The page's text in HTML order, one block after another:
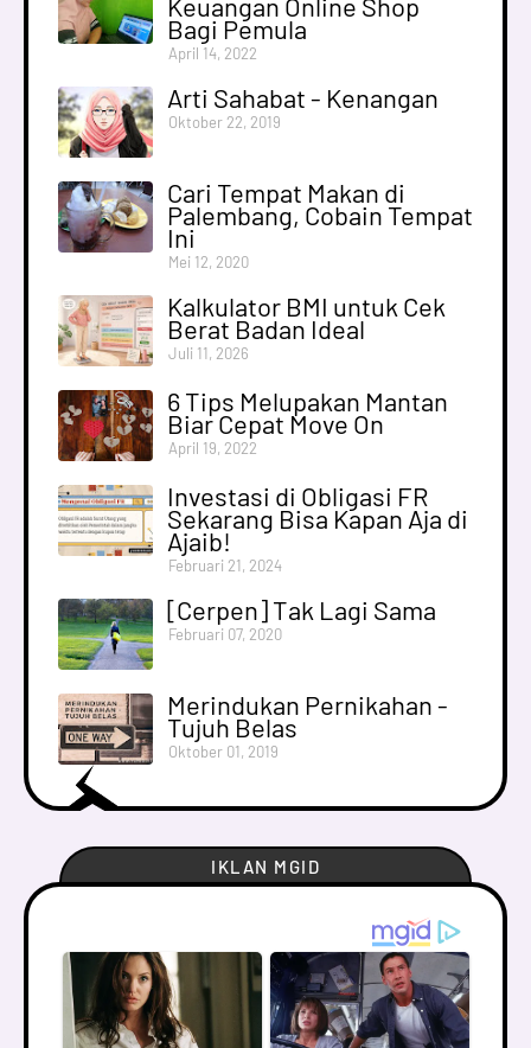
Keuangan Online Shop
Bagi Pemula
April 14, 2022
Arti Sahabat - Kenangan
Oktober 22, 2019
Cari Tempat Makan di
Palembang, Cobain Tempat
Ini
Mei 12, 2020
Kalkulator BMI untuk Cek
Berat Badan Ideal
Juli 11, 2026
6 Tips Melupakan Mantan
Biar Cepat Move On
April 19, 2022
Investasi di Obligasi FR
Sekarang Bisa Kapan Aja di
Ajaib!
Februari 21, 2024
[Cerpen] Tak Lagi Sama
Februari 07, 2020
Merindukan Pernikahan -
Tujuh Belas
Oktober 01, 2019
IKLAN MGID